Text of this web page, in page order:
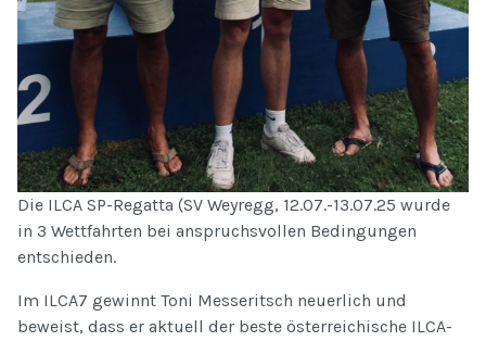
Die ILCA SP-Regatta (SV Weyregg, 12.07.-13.07.25 wurde
in 3 Wettfahrten bei anspruchsvollen Bedingungen
entschieden.
Im ILCA7 gewinnt Toni Messeritsch neuerlich und
beweist, dass er aktuell der beste österreichische ILCA-